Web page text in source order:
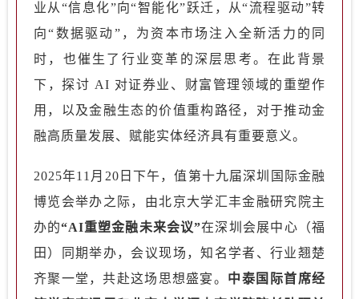
业从“信息化”向“智能化”跃迁，从“流程驱动”转
向“数据驱动”，为资本市场注入全新活力的同
时，也催生了行业变革的深层思考。在此背景
下，探讨 AI 对证券业、财富管理领域的重塑作
用，以及金融生态的价值重构路径，对于推动金
融高质量发展、赋能实体经济具有重要意义。
2025年11月20日下午，值第十九届深圳国际金融
博览会举办之际，由北京大学汇丰金融研究院主
办的“AI重塑金融未来会议”在深圳会展中心（福
田）同期举办，会议现场，知名学者、行业翘楚
齐聚一堂，共赴这场思想盛宴。 中泰国际首席经